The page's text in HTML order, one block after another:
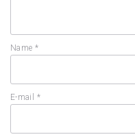
Name *
E-mail *